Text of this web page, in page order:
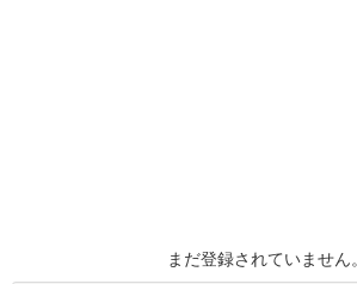
まだ登録されていません。